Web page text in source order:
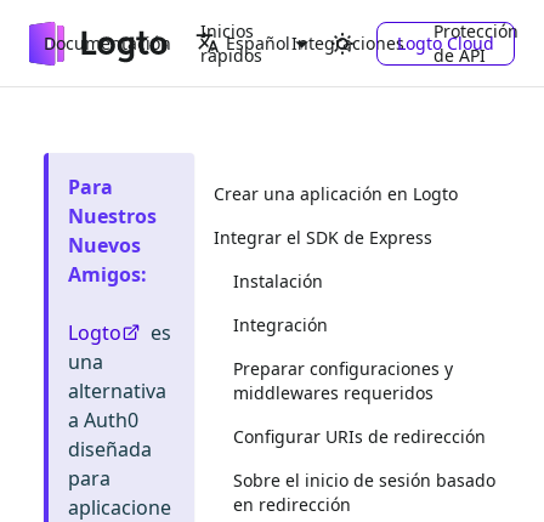
Documentación
Inicios
rápidos
Integraciones
Protección
de API
Español Logto Cloud
Para
Nuestros
Nuevos
Amigos:
Logto
es
una
alternativa
a Auth0
diseñada
para
aplicacione
Crear una aplicación en Logto
Integrar el SDK de Express
Instalación
Integración
Preparar configuraciones y
middlewares requeridos
Configurar URIs de redirección
Sobre el inicio de sesión basado
en redirección